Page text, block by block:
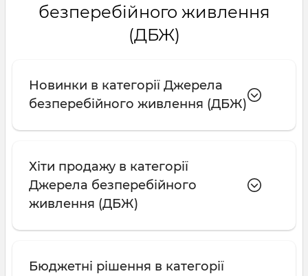
безперебійного живлення
(ДБЖ)
Новинки в категорії Джерела
безперебійного живлення (ДБЖ)
Хіти продажу в категорії
Джерела безперебійного
живлення (ДБЖ)
Бюджетні рішення в категорії